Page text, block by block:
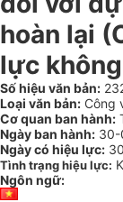
hoàn lại
lực
Số hiệu văn bản:
Loại văn bản: Công
Cơ quan ban hành:
Ngày ban hành: 30-
Ngày có hiệu lực:
Tình trạng hiệu lực:
Ngôn ngữ: